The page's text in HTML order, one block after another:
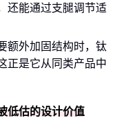
还能通过支腿调节适
额外加固结构时，钛
是它从同类产品中
低估的设计价值